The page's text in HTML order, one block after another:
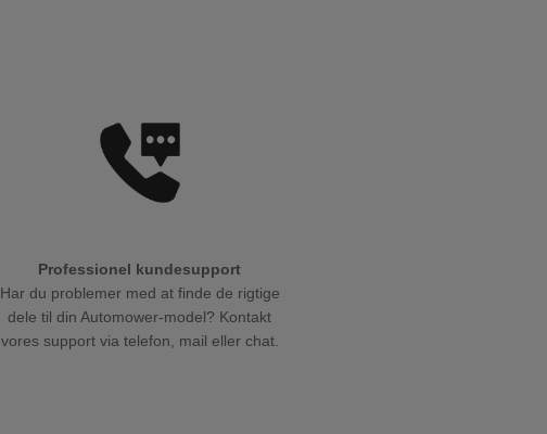
Professionel kundesupport
Har du problemer med at finde de rigtige
dele til din Automower-model? Kontakt
vores support via telefon, mail eller chat.